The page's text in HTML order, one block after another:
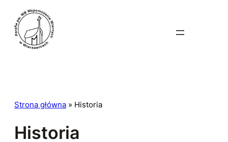
Przejdź
treści
Strona główna » Historia
Historia